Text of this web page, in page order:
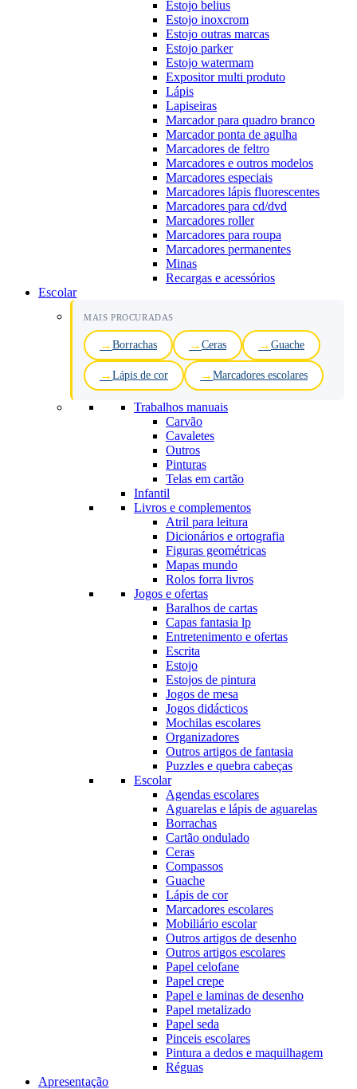
Estojo belius
Estojo inoxcrom
Estojo outras marcas
Estojo parker
Estojo watermam
Expositor multi produto
Lápis
Lapiseiras
Marcador para quadro branco
Marcador ponta de agulha
Marcadores de feltro
Marcadores e outros modelos
Marcadores especiais
Marcadores lápis fluorescentes
Marcadores para cd/dvd
Marcadores roller
Marcadores para roupa
Marcadores permanentes
Minas
Recargas e acessórios
Escolar
MAIS PROCURADAS
Borrachas Ceras Guache
Lápis de cor Marcadores escolares
Trabalhos manuais
Carvão
Cavaletes
Outros
Pinturas
Telas em cartão
Infantil
Livros e complementos
Atril para leitura
Dicionários e ortografia
Figuras geométricas
Mapas mundo
Rolos forra livros
Jogos e ofertas
Baralhos de cartas
Capas fantasia lp
Entretenimento e ofertas
Escrita
Estojo
Estojos de pintura
Jogos de mesa
Jogos didácticos
Mochilas escolares
Organizadores
Outros artigos de fantasia
Puzzles e quebra cabeças
Escolar
Agendas escolares
Aguarelas e lápis de aguarelas
Borrachas
Cartão ondulado
Ceras
Compassos
Guache
Lápis de cor
Marcadores escolares
Mobiliário escolar
Outros artigos de desenho
Outros artigos escolares
Papel celofane
Papel crepe
Papel e laminas de desenho
Papel metalizado
Papel seda
Pinceis escolares
Pintura a dedos e maquilhagem
Réguas
Apresentação